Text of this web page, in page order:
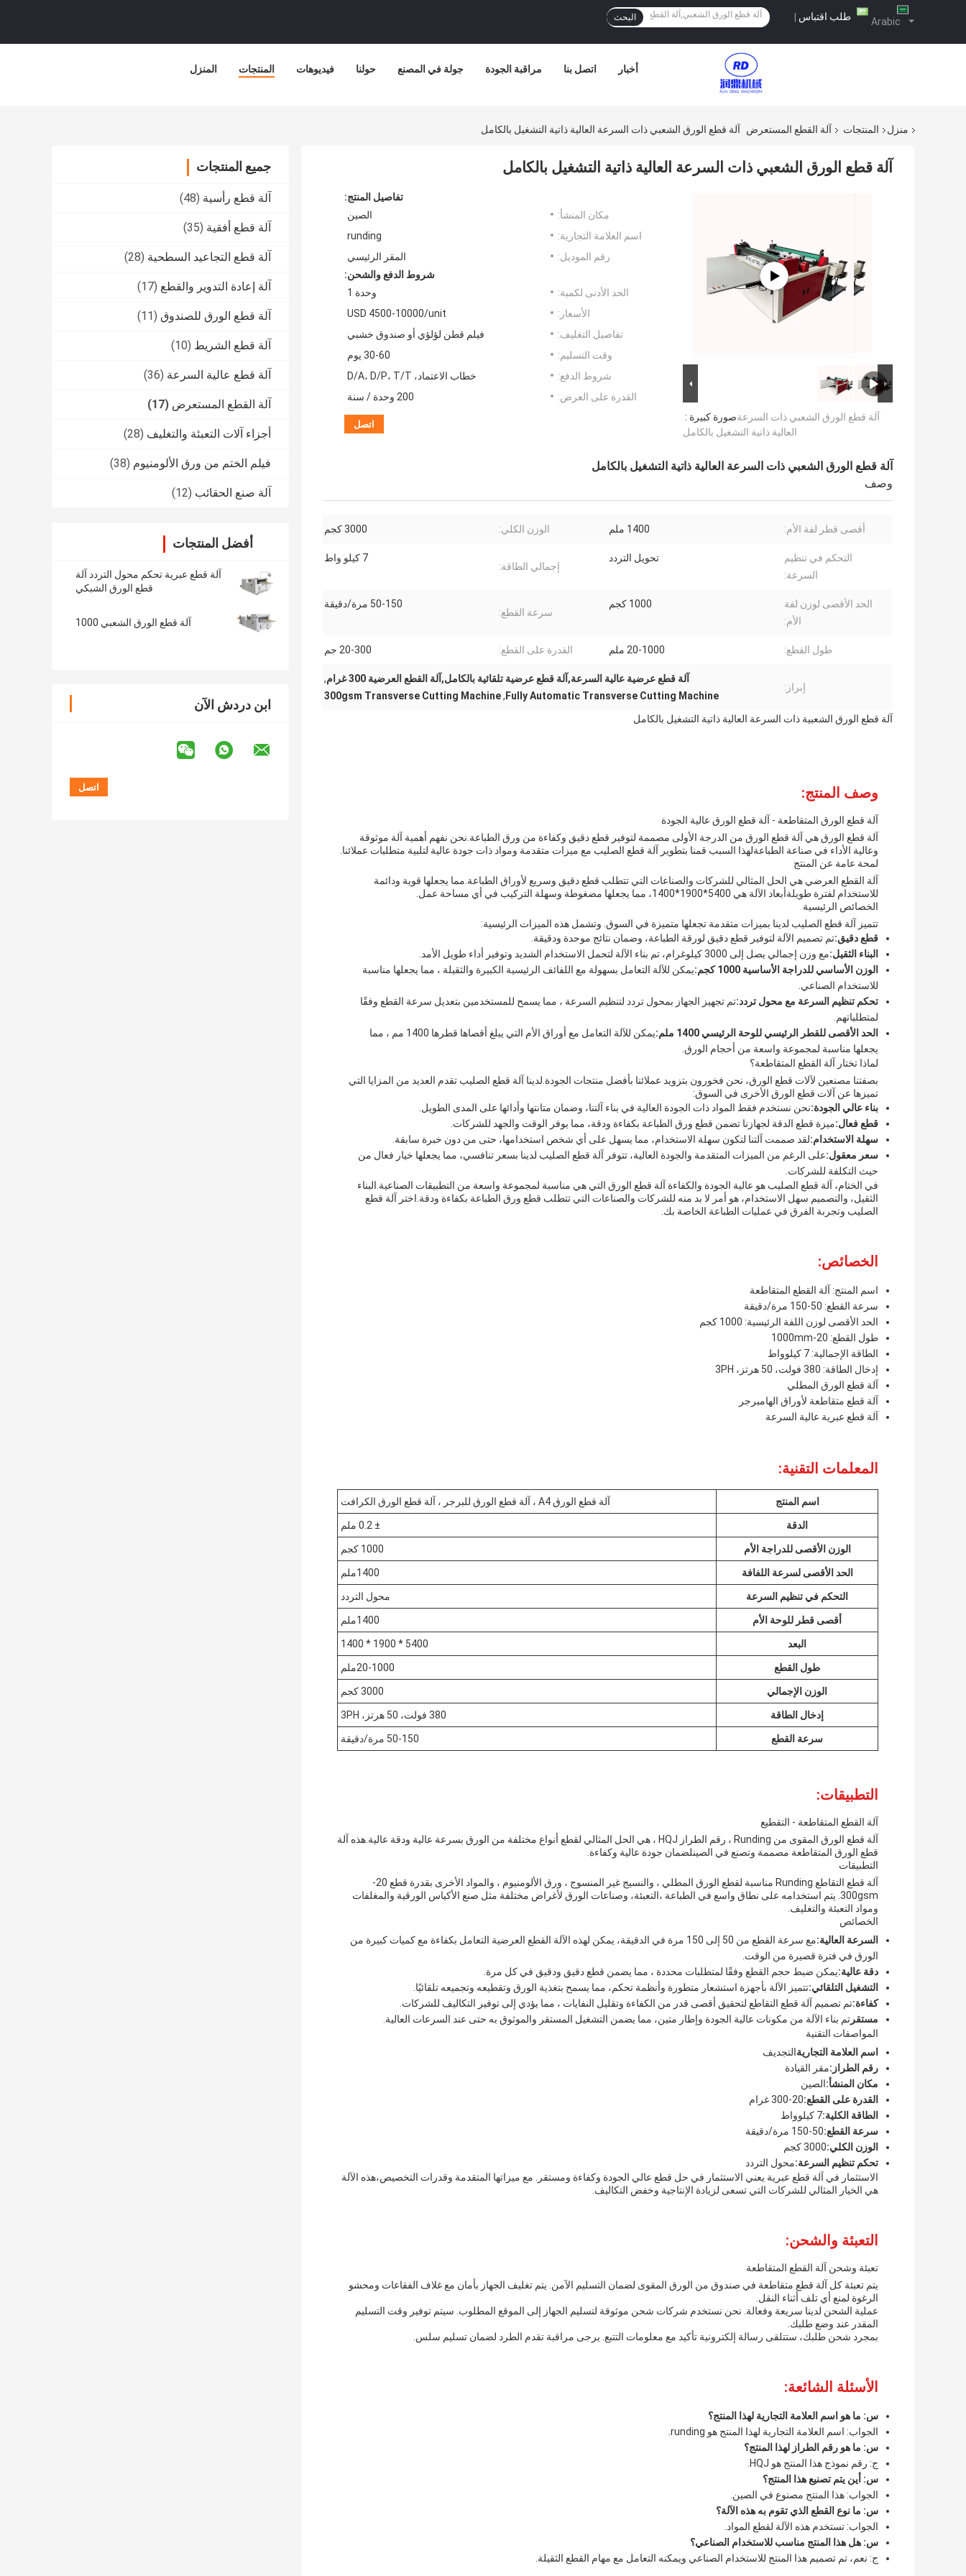
Arabic طلب اقتباس | البحث
المنزل المنتجات فيديوهات حولنا جولة في المصنع مراقبة الجودة اتصل بنا أخبار
منزل المنتجات آلة القطع المستعرض آلة قطع الورق الشعبي ذات السرعة العالية ذاتية التشغيل بالكامل
جميع المنتجات
آلة قطع رأسية (48)
آلة قطع أفقية (35)
آلة قطع التجاعيد السطحية (28)
آلة إعادة التدوير والقطع (17)
آلة قطع الورق للصندوق (11)
آلة قطع الشريط (10)
آلة قطع عالية السرعة (36)
آلة القطع المستعرض (17)
أجزاء آلات التعبئة والتغليف (28)
فيلم الختم من ورق الألومنيوم (38)
آلة صنع الحقائب (12)
أفضل المنتجات
آلة قطع عبرية تحكم محول التردد آلة
قطع الورق الشبكي
آلة قطع الورق الشعبي 1000
ابن دردش الآن
آلة قطع الورق الشعبي ذات السرعة العالية ذاتية التشغيل بالكامل
صورة كبيرة :آلة قطع الورق الشعبي ذات السرعة
العالية ذاتية التشغيل بالكامل
تفاصيل المنتج:
مكان المنشأ:
الصين
اسم العلامة التجارية:
runding
رقم الموديل:
المقر الرئيسي
شروط الدفع والشحن:
الحد الأدنى لكمية:
وحدة 1
الأسعار:
USD 4500-10000/unit
تفاصيل التغليف:
فيلم قطن لؤلؤي أو صندوق خشبي
وقت التسليم:
30-60 يوم
شروط الدفع:
خطاب الاعتماد، D/A، D/P، T/T
القدرة على العرض:
200 وحدة / سنة
اتصل
آلة قطع الورق الشعبي ذات السرعة العالية ذاتية التشغيل بالكامل
وصف
أقصى قطر لفة الأم: 1400 ملم الوزن الكلي: 3000 كجم
التحكم في تنظيم
السرعة:
تحويل التردد
إجمالي الطاقة:
7 كيلو واط
الحد الأقصى لوزن لفة
الأم:
1000 كجم
سرعة القطع:
50-150 مرة/دقيقة
طول القطع: 20-1000 ملم القدرة على القطع: 20-300 جم
إبراز:
آلة قطع عرضية عالية السرعة,آلة قطع عرضية تلقائية بالكامل,آلة القطع العرضية 300 غرام
,
Fully Automatic Transverse Cutting Machine
,
300gsm Transverse Cutting Machine
آلة قطع الورق الشعبية ذات السرعة العالية ذاتية التشغيل بالكامل
وصف المنتج:
آلة قطع الورق المتقاطعة - آلة قطع الورق عالية الجودة
آلة قطع الورق هي آلة قطع الورق من الدرجة الأولى مصممة لتوفير قطع دقيق وكفاءة من ورق الطباعة.نحن نفهم أهمية آلة موثوقة
وعالية الأداء في صناعة الطباعةلهذا السبب قمنا بتطوير آلة قطع الصليب مع ميزات متقدمة ومواد ذات جودة عالية لتلبية متطلبات عملائنا.
لمحة عامة عن المنتج
آلة القطع العرضي هي الحل المثالي للشركات والصناعات التي تتطلب قطع دقيق وسريع لأوراق الطباعة.مما يجعلها قوية ودائمة
للاستخدام لفترة طويلةأبعاد الآلة هي 5400*1900*1400، مما يجعلها مضغوطة وسهلة التركيب في أي مساحة عمل.
الخصائص الرئيسية
تتميز آلة قطع الصليب لدينا بميزات متقدمة تجعلها متميزة في السوق. وتشمل هذه الميزات الرئيسية:
قطع دقيق:تم تصميم الآلة لتوفير قطع دقيق لورقة الطباعة، وضمان نتائج موحدة ودقيقة.
البناء الثقيل:مع وزن إجمالي يصل إلى 3000 كيلوغرام، تم بناء الآلة لتحمل الاستخدام الشديد وتوفير أداء طويل الأمد.
الوزن الأساسي للدراجة الأساسية 1000 كجم:
يمكن للآلة التعامل بسهولة مع اللفائف الرئيسية الكبيرة والثقيلة ، مما يجعلها مناسبة
للاستخدام الصناعي.
تحكم تنظيم السرعة مع محول تردد:تم تجهيز الجهاز بمحول تردد لتنظيم السرعة ، مما يسمح للمستخدمين بتعديل سرعة القطع وفقًا
لمتطلباتهم.
الحد الأقصى للقطر الرئيسي للوحة الرئيسي 1400 ملم:
يمكن للآلة التعامل مع أوراق الأم التي يبلغ أقصاها قطرها 1400 مم ، مما
يجعلها مناسبة لمجموعة واسعة من أحجام الورق.
لماذا تختار آلة القطع المتقاطعة؟
بصفتنا مصنعين لآلات قطع الورق، نحن فخورون بتزويد عملائنا بأفضل منتجات الجودة.لدينا آلة قطع الصليب تقدم العديد من المزايا التي
تميزها عن آلات قطع الورق الأخرى في السوق:
بناء عالي الجودة:نحن نستخدم فقط المواد ذات الجودة العالية في بناء آلتنا، وضمان متانتها وأدائها على المدى الطويل.
قطع فعال:ميزة قطع الدقة لجهازنا تضمن قطع ورق الطباعة بكفاءة ودقة، مما يوفر الوقت والجهد للشركات.
سهلة الاستخدام:لقد صممت آلتنا لتكون سهلة الاستخدام، مما يسهل على أي شخص استخدامها، حتى من دون خبرة سابقة.
سعر معقول:على الرغم من الميزات المتقدمة والجودة العالية، تتوفر آلة قطع الصليب لدينا بسعر تنافسي، مما يجعلها خيار فعال من
حيث التكلفة للشركات.
في الختام، آلة قطع الصليب هو عالية الجودة والكفاءة آلة قطع الورق التي هي مناسبة لمجموعة واسعة من التطبيقات الصناعية.البناء
الثقيل، والتصميم سهل الاستخدام، هو أمر لا بد منه للشركات والصناعات التي تتطلب قطع ورق الطباعة بكفاءة ودقة.اختر آلة قطع
الصليب وتجربة الفرق في عمليات الطباعة الخاصة بك.
الخصائص:
اسم المنتج: آلة القطع المتقاطعة
سرعة القطع: 50-150 مرة/دقيقة
الحد الأقصى لوزن اللفة الرئيسية: 1000 كجم
طول القطع: 20-1000mm
الطاقة الإجمالية: 7 كيلوواط
إدخال الطاقة: 380 فولت، 50 هرتز، 3PH
آلة قطع الورق المطلي
آلة قطع متقاطعة لأوراق الهامبرجر
آلة قطع عبرية عالية السرعة
المعلمات التقنية:
اسم المنتج آلة قطع الورق A4 ، آلة قطع الورق للبرجر ، آلة قطع الورق الكرافت
الدقة ± 0.2 ملم
الوزن الأقصى للدراجة الأم 1000 كجم
الحد الأقصى لسرعة اللفافة 1400ملم
التحكم في تنظيم السرعة محول التردد
أقصى قطر للوحة الأم 1400ملم
البعد 5400 * 1900 * 1400
طول القطع 20-1000ملم
الوزن الإجمالي 3000 كجم
إدخال الطاقة 380 فولت، 50 هرتز، 3PH
سرعة القطع 50-150 مرة/دقيقة
التطبيقات:
آلة القطع المتقاطعة - التقطيع
آلة قطع الورق المقوى من Runding ، رقم الطراز HQJ ، هي الحل المثالي لقطع أنواع مختلفة من الورق بسرعة عالية ودقة عالية.هذه آلة
قطع الورق المتقاطعة مصممة وتصنع في الصينلضمان جودة عالية وكفاءة.
التطبيقات
آلة قطع التقاطع Runding مناسبة لقطع الورق المطلي ، والنسيج غير المنسوج ، ورق الألومنيوم ، والمواد الأخرى بقدرة قطع 20-
300gsm. يتم استخدامه على نطاق واسع في الطباعة ،التعبئة، وصناعات الورق لأغراض مختلفة مثل صنع الأكياس الورقية والمغلفات
ومواد التعبئة والتغليف.
الخصائص
السرعة العالية:
مع سرعة القطع من 50 إلى 150 مرة في الدقيقة، يمكن لهذه الآلة القطع العرضية التعامل بكفاءة مع كميات كبيرة من
الورق في فترة قصيرة من الوقت.
دقة عالية:يمكن ضبط حجم القطع وفقًا لمتطلبات محددة ، مما يضمن قطع دقيق ودقيق في كل مرة.
التشغيل التلقائي:تتميز الآلة بأجهزة استشعار متطورة وأنظمة تحكم، مما يسمح بتغذية الورق وتقطيعه وتجميعه تلقائيًا.
كفاءة:تم تصميم آلة قطع التقاطع لتحقيق أقصى قدر من الكفاءة وتقليل النفايات ، مما يؤدي إلى توفير التكاليف للشركات.
مستقر تم بناء الآلة من مكونات عالية الجودة وإطار متين، مما يضمن التشغيل المستقر والموثوق به حتى عند السرعات العالية.
المواصفات التقنية
اسم العلامة التجاريةالتجديف
رقم الطراز:مقر القيادة
مكان المنشأ:الصين
القدرة على القطع:20-300 غرام
الطاقة الكلية:7 كيلوواط
سرعة القطع:50-150 مرة/دقيقة
الوزن الكلي:3000 كجم
تحكم تنظيم السرعة:محول التردد
الاستثمار في آلة قطع عبرية يعني الاستثمار في حل قطع عالي الجودة وكفاءة ومستقر. مع ميزاتها المتقدمة وقدرات التخصيص،هذه الآلة
هي الخيار المثالي للشركات التي تسعى لزيادة الإنتاجية وخفض التكاليف.
التعبئة والشحن:
تعبئة وشحن آلة القطع المتقاطعة
يتم تعبئة كل آلة قطع متقاطعة في صندوق من الورق المقوى لضمان التسليم الآمن. يتم تغليف الجهاز بأمان مع غلاف الفقاعات ومحشو
الرغوة لمنع أي تلف أثناء النقل.
عملية الشحن لدينا سريعة وفعالة. نحن نستخدم شركات شحن موثوقة لتسليم الجهاز إلى الموقع المطلوب. سيتم توفير وقت التسليم
المقدر عند وضع طلبك.
بمجرد شحن طلبك، ستتلقى رسالة إلكترونية تأكيد مع معلومات التتبع. يرجى مراقبة تقدم الطرد لضمان تسليم سلس.
الأسئلة الشائعة:
س: ما هو اسم العلامة التجارية لهذا المنتج؟
الجواب: اسم العلامة التجارية لهذا المنتج هو runding.
س: ما هو رقم الطراز لهذا المنتج؟
ج: رقم نموذج هذا المنتج هو HQJ.
س: أين يتم تصنيع هذا المنتج؟
الجواب: هذا المنتج مصنوع في الصين.
س: ما نوع القطع الذي تقوم به هذه الآلة؟
الجواب: تستخدم هذه الآلة لقطع المواد.
س: هل هذا المنتج مناسب للاستخدام الصناعي؟
ج: نعم، تم تصميم هذا المنتج للاستخدام الصناعي ويمكنه التعامل مع مهام القطع الثقيلة.